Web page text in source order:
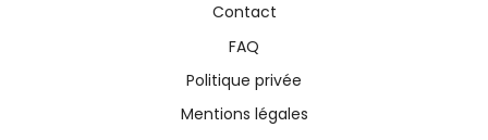
Contact
FAQ
Politique privée
Mentions légales